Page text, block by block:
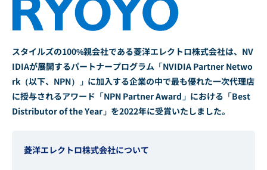
スタイルズの100%親会社である菱洋エレクトロ株式会社は、NV
IDIAが展開するパートナープログラム「NVIDIA Partner Netwo
rk（以下、NPN）」に加入する企業の中で最も優れた一次代理店
に授与されるアワード「NPN Partner Award」における「Best
Distributor of the Year」を2022年に受賞いたしました。
菱洋エレクトロ株式会社について